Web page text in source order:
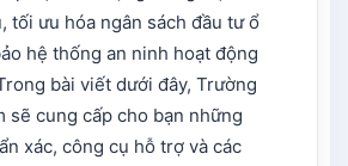
tối ưu hóa ngân sách đầu tư ổ
hệ thống an ninh hoạt động
bài viết dưới đây, Trường
sẽ cung cấp cho bạn những
xác, công cụ hỗ trợ và các